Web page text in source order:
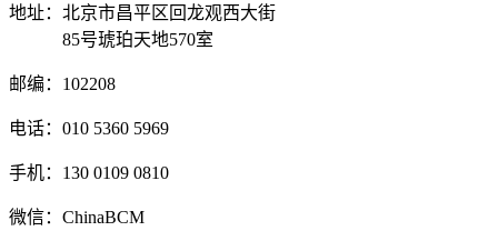
地址：北京市昌平区回龙观西大街
85号琥珀天地570室
邮编：102208
电话：010 5360 5969
手机：130 0109 0810
微信：ChinaBCM